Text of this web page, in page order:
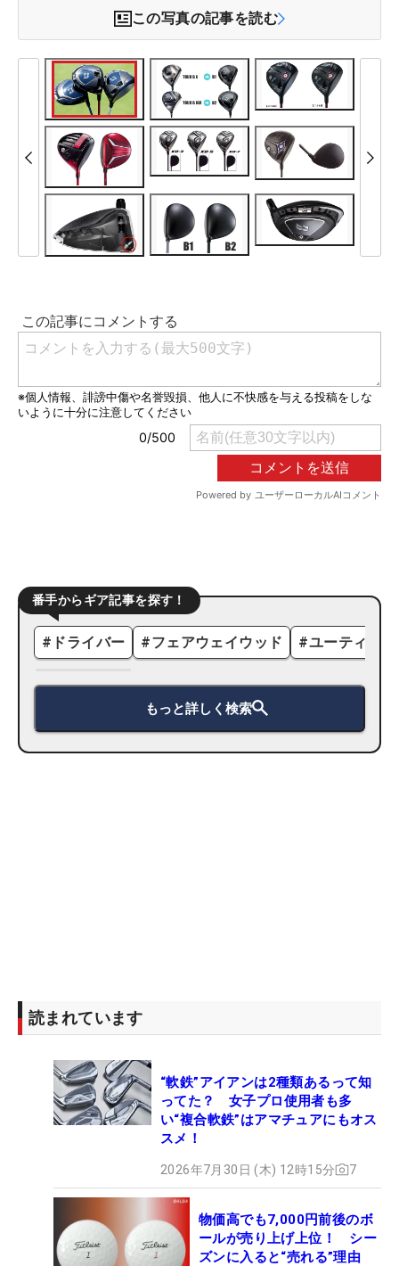
この写真の記事を読む
番手からギア記事を探す！
# ドライバー #フェアウェイウッド #ユーティリ
もっと詳しく検索
読まれています
“軟鉄”アイアンは2種類あるって知
ってた？ 女子プロ使用者も多
い“複合軟鉄”はアマチュアにもオス
スメ！
2026年7月30日 (木) 12時15分 7
物価高でも7,000円前後のボ
ールが売り上げ上位！ シー
ズンに入ると“売れる”理由